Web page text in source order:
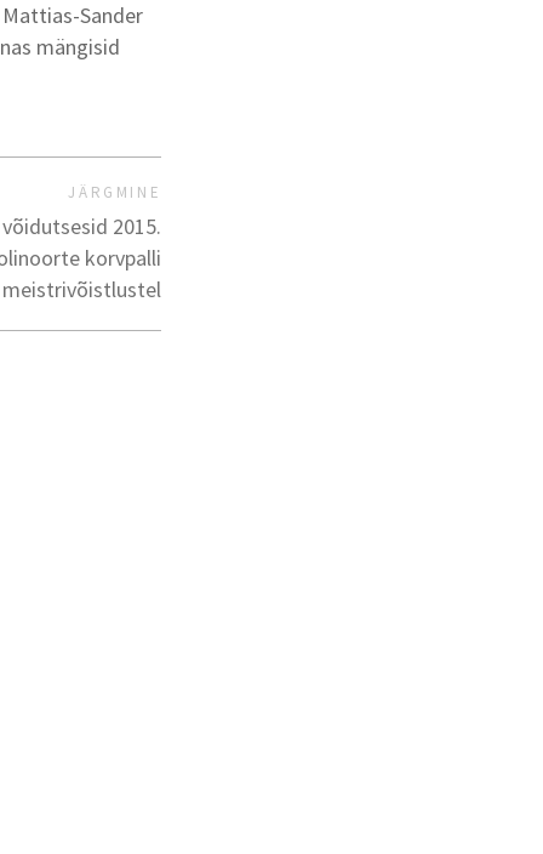
Sander
mängisid
JÄRGMINE
2015.
korvpalli
meistrivõistlustel